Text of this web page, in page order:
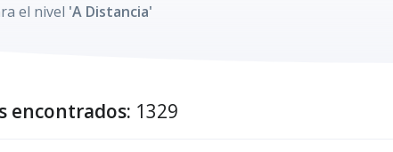
el nivel 'A Distancia'
encontrados: 1329